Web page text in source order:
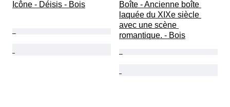
Icône - Déisis - Bois
Boîte - Ancienne boîte
laquée du XIXe siècle
avec une scène
romantique. - Bois